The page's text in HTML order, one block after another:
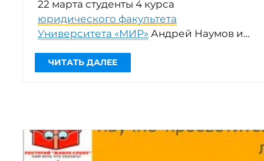
22 марта студенты 4 курса
юридического факультета
Университета «МИР» Андрей Наумов и
адвокатом, членом Самарского